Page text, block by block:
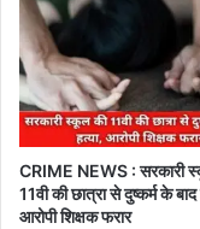
CRIME NEWS : सरकारी
11वी की छात्रा से दुष्कर्म के बाद
आरोपी शिक्षक फरार